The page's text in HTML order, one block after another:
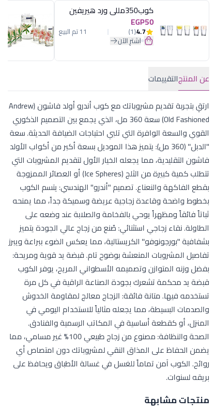
كوب350مللى ورد هيريفين
EGP50
4.7
(1) 11 تم البيع
اشترِ الآن
عن المنتجالتقييمات
ارتقِ بتجربة تقديم مشروباتك مع كوب أندرو أولد فاشون (Andrew
Old Fashioned) سعة 360 مل، الذي يجمع بين التصميم الذكوري
القوي والسعة الوافرة التي تلبي احتياجات الضيافة الحديثة. سعة
"الدبل" (360 مل): يتميز هذا الموديل بسعة أكبر من أكواب الأولد
فاشون التقليدية، مما يجعله الخيار الأول لتقديم المشروبات التي
تتطلب كمية كبيرة من الثلج (Ice Spheres) أو العصائر الممزوجة
بقطع الفاكهة والنعناع. تصميم "أندرو" الهندسي: يتسم الكوب
بخطوط واضحة وقاعدة زجاجية عريضة وسميكة جداً، مما يمنحه
ثباتاً فائقاً ومظهراً يوحي بالفخامة والصلابة عند وضعه على
الطاولة. نقاء زجاجي استثنائي: صُنع من زجاج عالي الجودة يتميز
بشفافية "بورجونوفو" الكريستالية، مما يعكس الضوء ببراعة ويبرز
تفاصيل المشروبات المنعشة بوضوح تام. قبضة يد قوية ومريحة:
بفضل وزنه المتوازن وتصميمه الأسطواني المريح، يوفر الكوب
قبضة يد محكمة تشعرك بجودة الصناعة الراقية في كل مرة
تستخدمه فيها. متانة فائقة: الزجاج معالج لمقاومة الخدوش
والصدمات البسيطة، مما يجعله مثالياً للاستخدام اليومي في
المنزل، أو كقطعة أساسية في المكاتب الرسمية والفنادق.
الصحة والنظافة: مصنوع من زجاج طبيعي 100% غير مسامي، مما
يضمن الحفاظ على المذاق النقي لمشروباتك دون امتصاص أي
روائح. الكوب آمن تماماً للغسل في غسالة الأطباق ويحافظ على
بريقه لسنوات.
منتجات مشابهة